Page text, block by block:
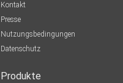
Kontakt
Presse
Nutzungsbedingungen
Datenschutz
Produkte